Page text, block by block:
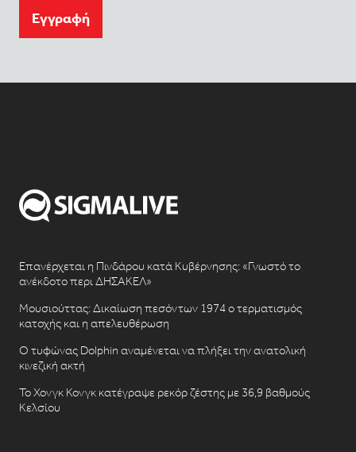
Eγγραφή
Επανέρχεται η Πινδάρου κατά Κυβέρνησης: «Γνωστό το
ανέκδοτο περι ΔΗΣΑΚΕΛ»
Μουσιούττας: Δικαίωση πεσόντων 1974 ο τερματισμός
κατοχής και η απελευθέρωση
Ο τυφώνας Dolphin αναμένεται να πλήξει την ανατολική
κινεζική ακτή
Το Χονγκ Κονγκ κατέγραψε ρεκόρ ζέστης με 36,9 βαθμούς
Κελσίου